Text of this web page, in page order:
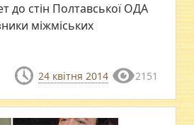
до стін Полтавської ОДА
міжміських
24 квітня 2014 2151